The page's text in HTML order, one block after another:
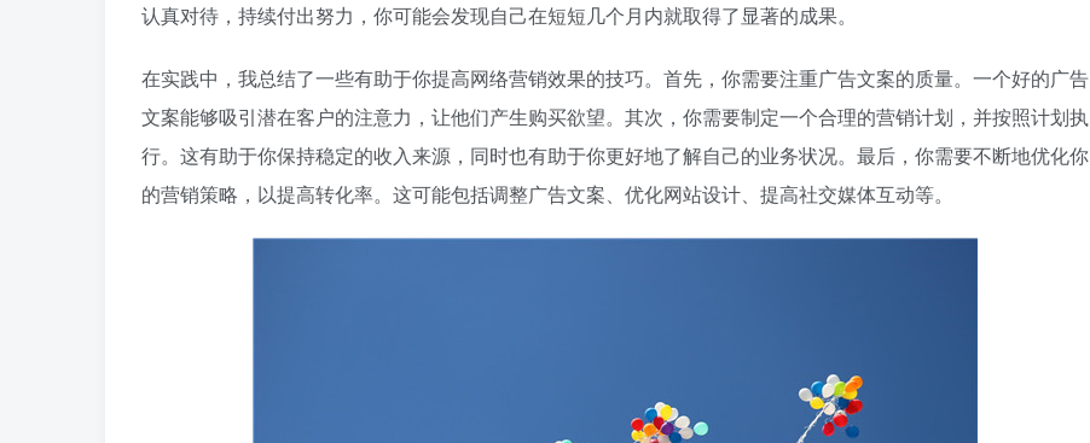
认真对待，持续付出努力，你可能会发现自己在短短几个月内就取得了显著的成果。
在实践中，我总结了一些有助于你提高网络营销效果的技巧。首先，你需要注重广告文案的质量。一个好的广告
文案能够吸引潜在客户的注意力，让他们产生购买欲望。其次，你需要制定一个合理的营销计划，并按照计划执
行。这有助于你保持稳定的收入来源，同时也有助于你更好地了解自己的业务状况。最后，你需要不断地优化你
的营销策略，以提高转化率。这可能包括调整广告文案、优化网站设计、提高社交媒体互动等。